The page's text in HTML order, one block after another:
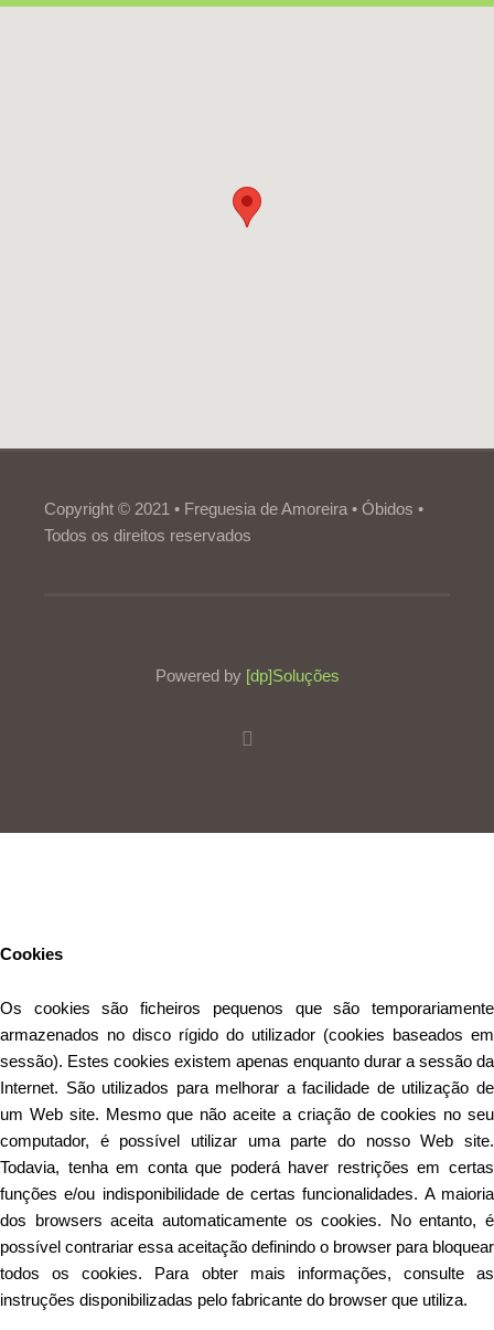
Copyright © 2021 • Freguesia de Amoreira • Óbidos •
Todos os direitos reservados
Powered by [dp]Soluções
Cookies
Os cookies são ficheiros pequenos que são temporariamente
armazenados no disco rígido do utilizador (cookies baseados em
sessão). Estes cookies existem apenas enquanto durar a sessão da
Internet. São utilizados para melhorar a facilidade de utilização de
um Web site. Mesmo que não aceite a criação de cookies no seu
computador, é possível utilizar uma parte do nosso Web site.
Todavia, tenha em conta que poderá haver restrições em certas
funções e/ou indisponibilidade de certas funcionalidades. A maioria
dos browsers aceita automaticamente os cookies. No entanto, é
possível contrariar essa aceitação definindo o browser para bloquear
todos os cookies. Para obter mais informações, consulte as
instruções disponibilizadas pelo fabricante do browser que utiliza.